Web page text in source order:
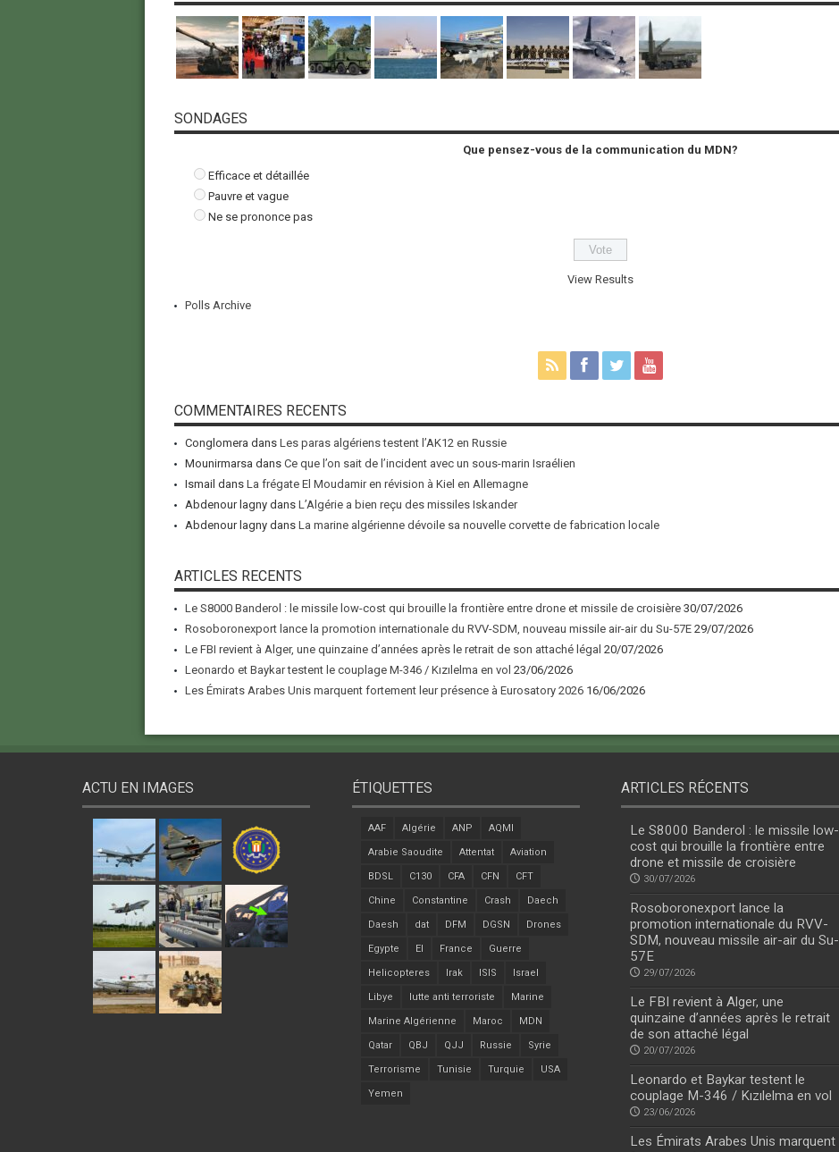
SONDAGES
Que pensez-vous de la communication du MDN?
Efficace et détaillée
Pauvre et vague
Ne se prononce pas
View Results
Polls Archive
COMMENTAIRES RECENTS
Conglomera dans Les paras algériens testent l’AK12 en Russie
Mounirmarsa dans Ce que l’on sait de l’incident avec un sous-marin Israélien
Ismail dans La frégate El Moudamir en révision à Kiel en Allemagne
Abdenour lagnydans L’Algérie a bien reçu des missiles Iskander
Abdenour lagnydans La marine algérienne dévoile sa nouvelle corvette de fabrication locale
ARTICLES RECENTS
Le S8000 Banderol : le missile low-cost qui brouille la frontière entre drone et missile de croisière 30/07/2026
Rosoboronexport lance la promotion internationale du RVV-SDM, nouveau missile air-air du Su-57E 29/07/2026
Le FBI revient à Alger, une quinzaine d’années après le retrait de son attaché légal 20/07/2026
Leonardo et Baykar testent le couplage M-346 / Kızılelma en vol 23/06/2026
Les Émirats Arabes Unis marquent fortement leur présence à Eurosatory 2026 16/06/2026
ACTU EN IMAGES ÉTIQUETTES
AAF Algérie ANP AQMI
Arabie Saoudite Attentat Aviation
BDSL C130 CFA CFN CFT
Chine Constantine Crash Daech
Daesh dat DFM DGSN Drones
Egypte EI France Guerre
Helicopteres Irak ISIS Israel
Libye lutte anti terroriste Marine
Marine Algérienne Maroc MDN
Qatar QBJ QJJ Russie Syrie
Terrorisme Tunisie Turquie USA
Yemen
ARTICLES RÉCENTS
Le S8000 Banderol : le missile low-
cost qui brouille la frontière entre
drone et missile de croisière
30/07/2026
Rosoboronexport lance la
promotion internationale du RVV-
SDM, nouveau missile air-air du Su-
57E
29/07/2026
Le FBI revient à Alger, une
quinzaine d’années après le retrait
de son attaché légal
20/07/2026
Leonardo et Baykar testent le
couplage M-346 / Kızılelma en vol
23/06/2026
Les Émirats Arabes Unis marquent